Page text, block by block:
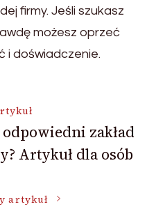
firmy. Jeśli szukasz
możesz oprzeć
i doświadczenie.
odpowiedni zakład
Artykuł dla osób
artykuł